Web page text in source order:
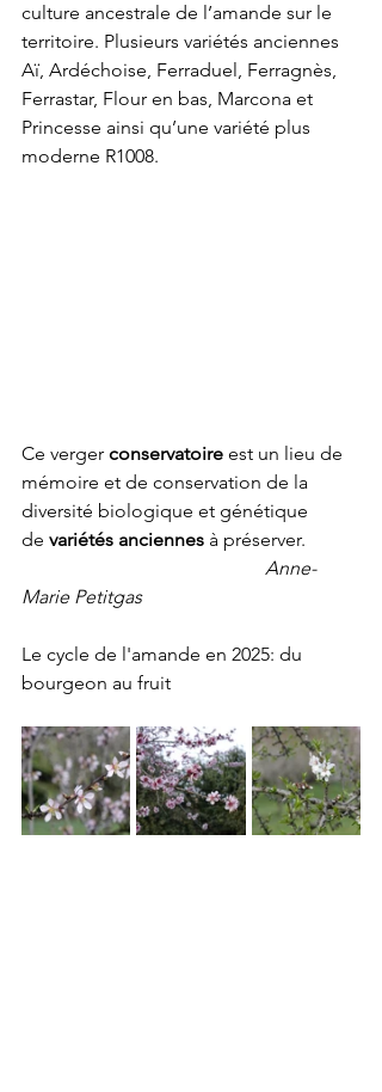
culture ancestrale de l’amande sur le
territoire. Plusieurs variétés anciennes
Aï, Ardéchoise, Ferraduel, Ferragnès,
Ferrastar, Flour en bas, Marcona et
Princesse ainsi qu’une variété plus
moderne R1008.
Ce verger conservatoire est un lieu de
mémoire et de conservation de la
diversité biologique et génétique
de variétés anciennes à préserver.
Anne-
Marie Petitgas
Le cycle de l'amande en 2025: du
bourgeon au fruit